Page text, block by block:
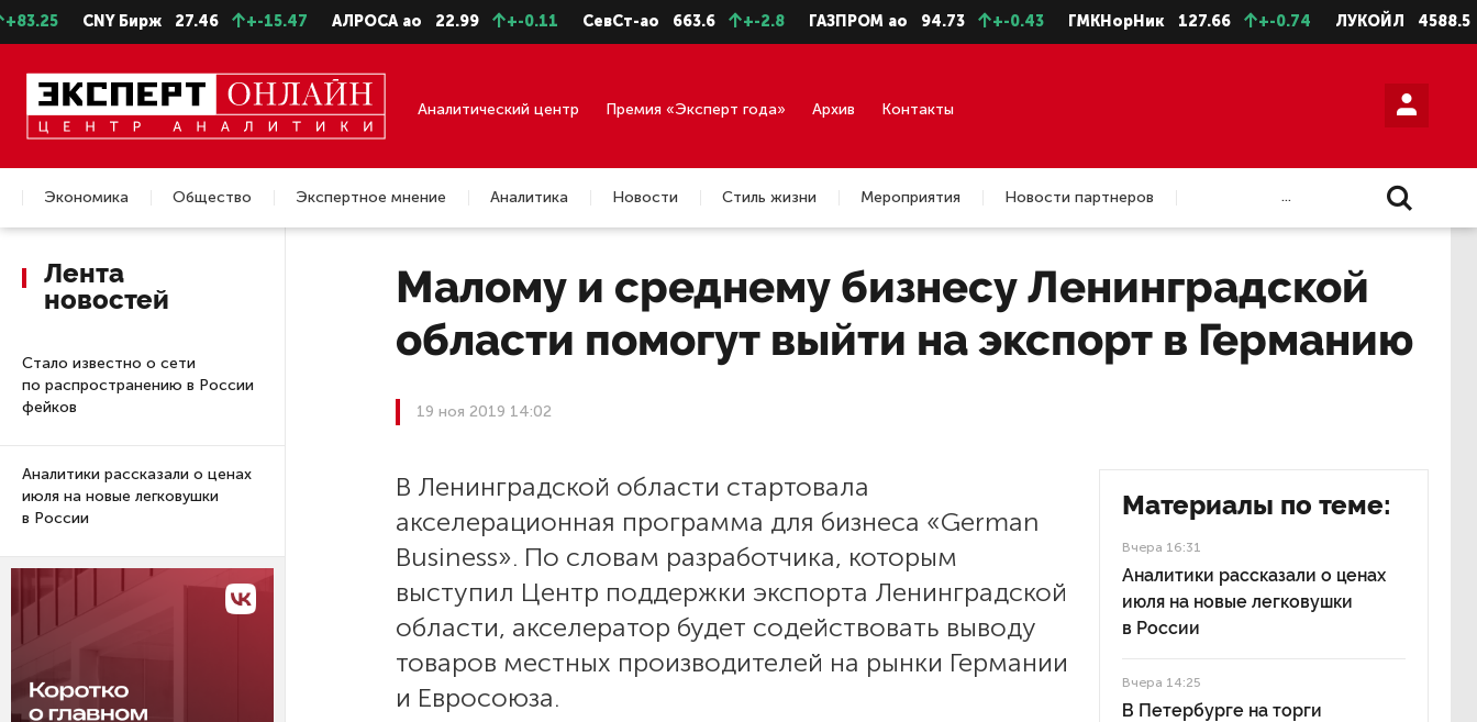
CNY Бирж 27.46 +-15.47 АЛРОСА ао 22.99 +-0.11 СевСт-ао 663.6 +-2.8 ГАЗПРОМ ао 94.73 +-0.43 ГМКНорНик 127.66 +-0.74 ЛУКОЙЛ 4588.5 +-
Аналитический центр Премия «Эксперт года» Архив Контакты
Экономика Общество Экспертное мнение Аналитика Новости Стиль жизни Мероприятия
Новости партнеров
Недвижимость
...
Лента
новостей
Стало известно о сети
по распространению в России
фейков
Аналитики рассказали о ценах
июля на новые легковушки
в России
Малому и среднему бизнесу Ленинградской
области помогут выйти на экспорт в Германию
19 ноя 2019 14:02
В Ленинградской области стартовала
акселерационная программа для бизнеса «German
Business». По словам разработчика, которым
выступил Центр поддержки экспорта Ленинградской
области, акселератор будет содействовать выводу
товаров местных производителей на рынки Германии
и Евросоюза.
Материалы по теме:
Вчера 16:31
Аналитики рассказали о ценах
июля на новые легковушки
в России
Вчера 14:25
В Петербурге на торги